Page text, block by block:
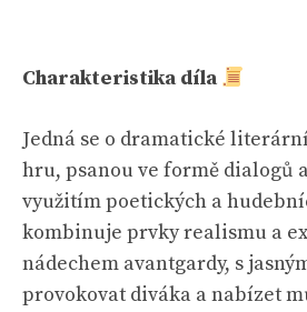
Charakteristika díla
Jedná se o dramatické
hru, psanou ve formě dialogů
využitím poetických a
kombinuje prvky realismu a
nádechem avantgardy, s
provokovat diváka a nabízet